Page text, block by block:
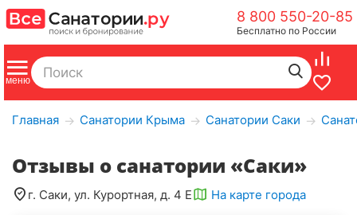
8 800 550-20-85
Бесплатно по России
Главная → Санатории Крыма → Санатории Саки →
Отзывы о санатории «Саки»
г. Саки, ул. Курортная, д. 4 Е На карте города